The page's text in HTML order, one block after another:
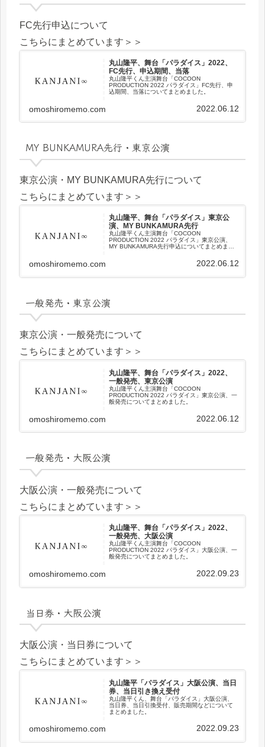
FC先行申込について
こちらにまとめています＞＞
丸山隆平、舞台「パラダイス」2022、
FC先行、申込期間、当落
丸山隆平くん主演舞台「COCOON
PRODUCTION 2022 パラダイス」FC先行、申
込期間、当落についてまとめました。
omoshiromemo.com 2022.06.12
MY BUNKAMURA先行・東京公演
東京公演・MY BUNKAMURA先行について
こちらにまとめています＞＞
丸山隆平、舞台「パラダイス」東京公
演、MY BUNKAMURA先行
丸山隆平くん主演舞台「COCOON
PRODUCTION 2022 パラダイス」東京公演、
MY BUNKAMURA先行申込についてまとめまし
omoshiromemo.com 2022.06.12
一般発売・東京公演
東京公演・一般発売について
こちらにまとめています＞＞
丸山隆平、舞台「パラダイス」2022、
一般発売、東京公演
丸山隆平くん主演舞台「COCOON
PRODUCTION 2022 パラダイス」東京公演、一
般発売についてまとめました。
omoshiromemo.com 2022.06.12
一般発売・大阪公演
大阪公演・一般発売について
こちらにまとめています＞＞
丸山隆平、舞台「パラダイス」2022、
一般発売、大阪公演
丸山隆平くん主演舞台「COCOON
PRODUCTION 2022 パラダイス」大阪公演、一
般発売についてまとめました。
omoshiromemo.com 2022.09.23
当日券・大阪公演
大阪公演・当日券について
こちらにまとめています＞＞
丸山隆平「パラダイス」大阪公演、当日
券、当日引き換え受付
丸山隆平くん、舞台「パラダイス」大阪公演、
当日券、当日引換受付、販売期間などについて
まとめました。
omoshiromemo.com 2022.09.23